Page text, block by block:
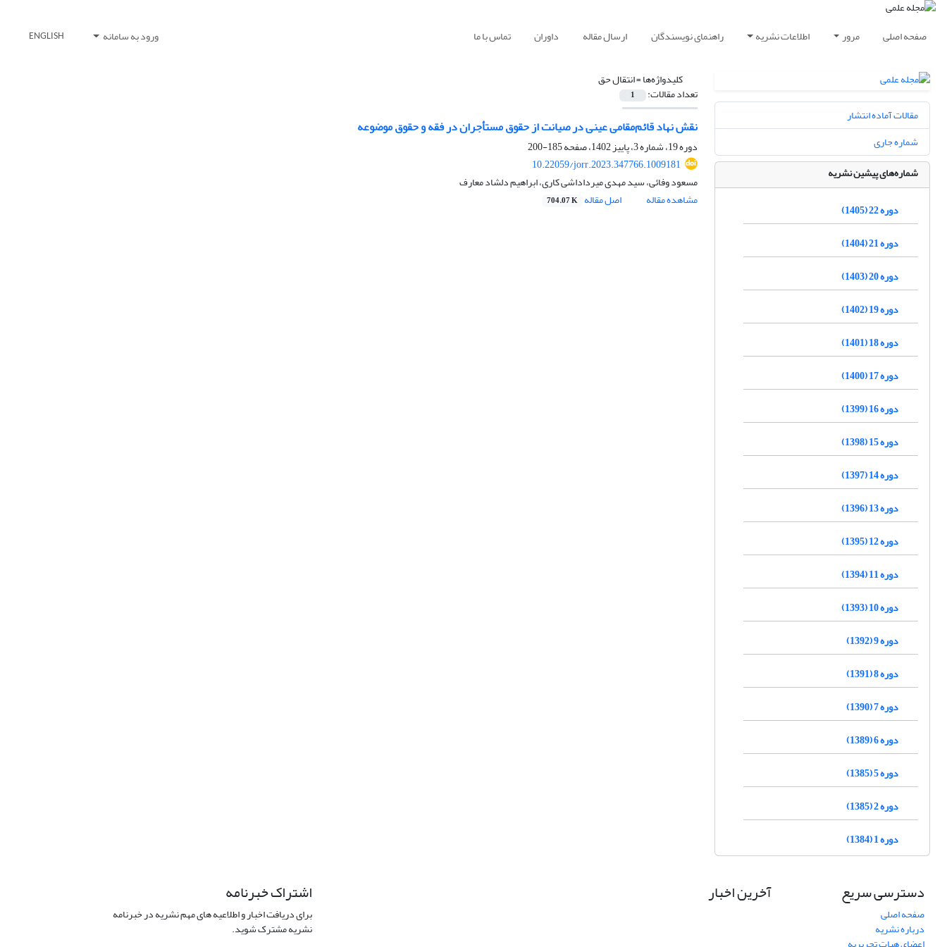
صفحه اصلی مرور اطلاعات نشریه راهنمای نویسندگان ارسال مقاله داوران تماس با ما ورود به سامانه ENGLISH
کلیدواژه‌ها =انتقال حق
تعداد مقالات: 1
نقش نهاد قائم‌مقامی عینی در صیانت از حقوق مستأجران در فقه و حقوق موضوعه
دوره 19، شماره 3، پاییز 1402، صفحه
185-200
10.22059/jorr.2023.347766.1009181
مسعود وفائی، سید مهدی میرداداشی کاری، ابراهیم دلشاد معارف
مشاهده مقاله
اصل مقاله 704.07 K
مقالات آماده انتشار
شماره جاری
شماره‌های پیشین نشریه
دوره 22 (1405)
دوره 21 (1404)
دوره 20 (1403)
دوره 19 (1402)
دوره 18 (1401)
دوره 17 (1400)
دوره 16 (1399)
دوره 15 (1398)
دوره 14 (1397)
دوره 13 (1396)
دوره 12 (1395)
دوره 11 (1394)
دوره 10 (1393)
دوره 9 (1392)
دوره 8 (1391)
دوره 7 (1390)
دوره 6 (1389)
دوره 5 (1385)
دوره 2 (1385)
دوره 1 (1384)
دسترسی سریع
صفحه اصلی
درباره نشریه
آخرین اخبار اشتراک خبرنامه
برای دریافت اخبار و اطلاعیه های مهم نشریه در خبرنامه
نشریه مشترک شوید.